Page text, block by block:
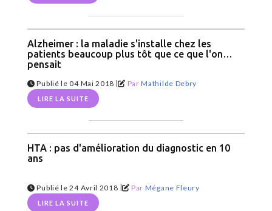
Alzheimer : la maladie s'installe chez les
patients beaucoup plus tôt que ce que l'on
pensait
Publié le 04 Mai 2018 | ParMathilde Debry
LIRE LA SUITE
HTA : pas d'amélioration du diagnostic en 10
ans
Publié le 24 Avril 2018 | Par Mégane Fleury
LIRE LA SUITE